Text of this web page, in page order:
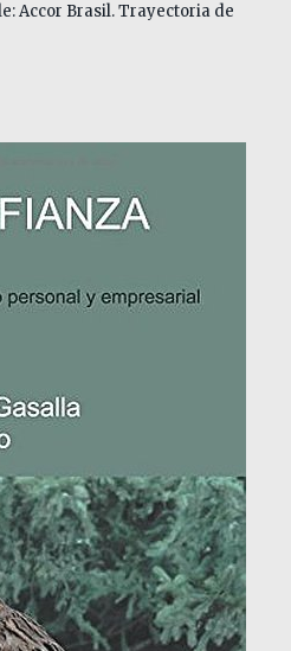
Accor Brasil. Trayectoria de